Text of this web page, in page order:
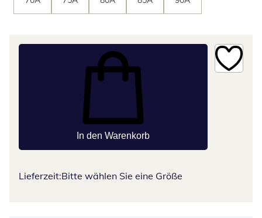
In den Warenkorb
Lieferzeit:Bitte wählen Sie eine Größe